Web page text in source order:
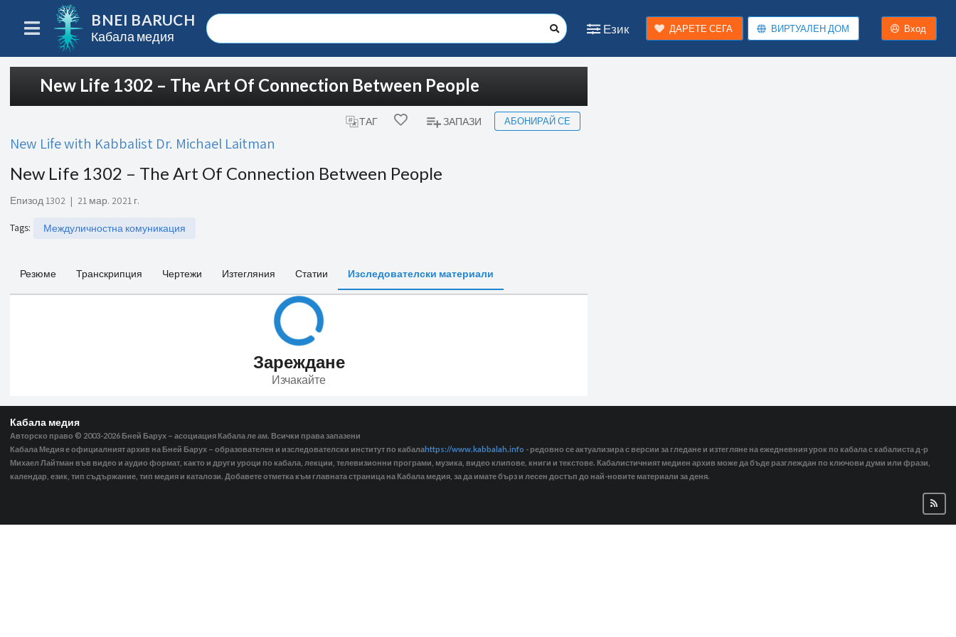
BNEI BARUCH
Кабала медия
Език ДАРЕТЕ СЕГА ВИРТУАЛЕН ДОМ Вход
New Life 1302 – The Art Of Connection Between People
ТАГ ЗАПАЗИ АБОНИРАЙ СЕ
New Life with Kabbalist Dr. Michael Laitman
New Life 1302 – The Art Of Connection Between People
Епизод 1302 | 21 мар. 2021 г.
Tags: Междуличностна комуникация
Резюме Транскрипция Чертежи Изтегляния Статии Изследователски материали
Зареждане
Изчакайте
Кабала медия
Авторско право © 2003-2026 Бней Барух – асоциация Кабала ле ам. Всички права запазени
Кабала Медия е официалният архив на Бней Барух – образователен и изследователски институт по кабалаhttps://www.kabbalah.info - редовно се актуализира с версии за гледане и изтегляне на ежедневния урок по кабала с кабалиста д-р
Михаел Лайтман във видео и аудио формат, както и други уроци по кабала, лекции, телевизионни програми, музика, видео клипове, книги и текстове. Кабалистичният медиен архив може да бъде разглеждан по ключови думи или фрази,
календар, език, тип съдържание, тип медия и каталози. Добавете отметка към главната страница на Кабала медия, за да имате бърз и лесен достъп до най-новите материали за деня.